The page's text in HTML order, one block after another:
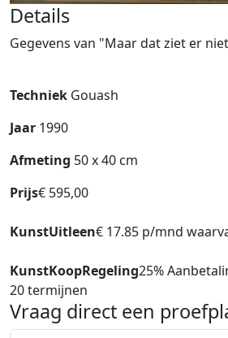
Details
Gegevens van "Maar dat ziet er
Techniek Gouash
Jaar 1990
Afmeting 50 x 40 cm
Prijs€ 595,00
KunstUitleen€ 17.85 p/mnd
KunstKoopRegeling25%
20 termijnen
Vraag direct een